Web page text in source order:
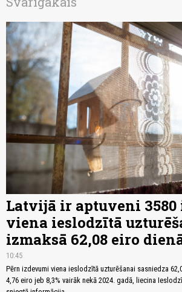
Latvijā ir aptuveni 3580
viena ieslodzītā
izmaksā 62,08 eiro
10:45
Pērn izdevumi viena ieslodzītā uzturēšanai sasniedza
4,76 eiro jeb 8,3% vairāk nekā 2024. gadā, liecina